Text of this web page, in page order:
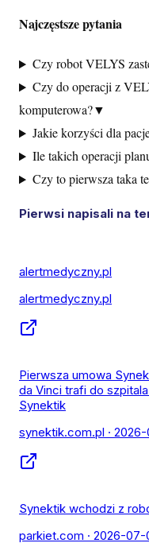
Najczęstsze pytania
Czy robot VELYS
Czy do operacji z
komputerowa?▼
Jakie korzyści dla
Ile takich operacji
Czy to pierwsza taka
Pierwsi napisali na
alertmedyczny.pl
alertmedyczny.pl
Pierwsza umowa
da Vinci trafi do
Synektik
synektik.com.pl ·
Synektik wchodzi z
parkiet.com · 2026-